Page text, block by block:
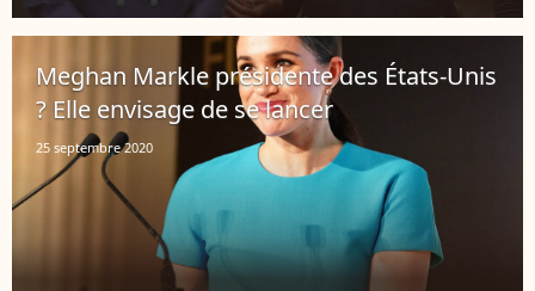
Meghan Markle présidente des États-Unis
? Elle envisage de se lancer
25 septembre 2020